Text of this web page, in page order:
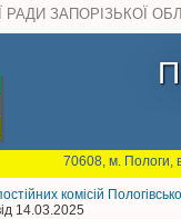
ЗАПОРІЗЬКОЇ
70608, м. Пологи,
комісій
14.03.2025